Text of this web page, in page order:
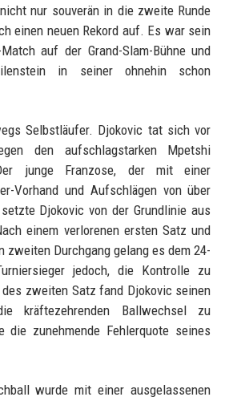
nur souverän in die zweite Runde
einen neuen Rekord auf. Es war sein
auf der Grand-Slam-Bühne und
in seiner ohnehin schon
Selbstläufer. Djokovic tat sich vor
den aufschlagstarken Mpetshi
junge Franzose, der mit einer
Vorhand und Aufschlägen von über
Djokovic von der Grundlinie aus
einem verlorenen ersten Satz und
zweiten Durchgang gelang es dem 24-
jedoch, die Kontrolle zu
zweiten Satz fand Djokovic seinen
kräftezehrenden Ballwechsel zu
die zunehmende Fehlerquote seines
wurde mit einer ausgelassenen